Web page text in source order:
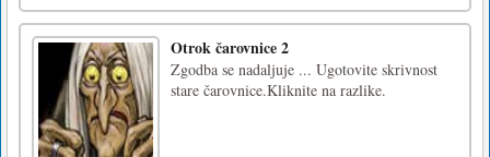
Otrok čarovnice 2
Zgodba se nadaljuje ... Ugotovite skrivnost
stare čarovnice.Kliknite na razlike.